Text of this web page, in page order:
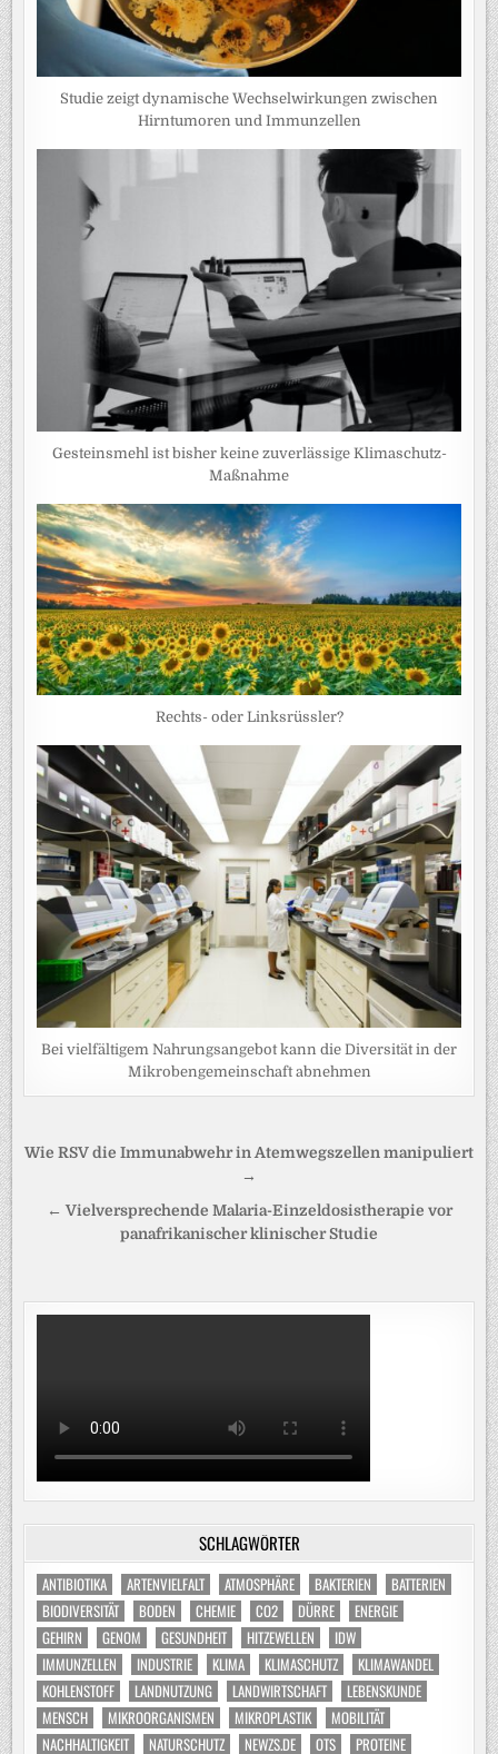
Studie zeigt dynamische Wechselwirkungen zwischen
Hirntumoren und Immunzellen
Gesteinsmehl ist bisher keine zuverlässige Klimaschutz-
Maßnahme
Rechts- oder Linksrüssler?
Bei vielfältigem Nahrungsangebot kann die Diversität in der
Mikrobengemeinschaft abnehmen
Beitragsnavigation
Wie RSV die Immunabwehr in Atemwegszellen manipuliert
→
← Vielversprechende Malaria-Einzeldosistherapie vor
panafrikanischer klinischer Studie
SCHLAGWÖRTER
ANTIBIOTIKA ARTENVIELFALT ATMOSPHÄRE BAKTERIEN
BATTERIEN
BIODIVERSITÄT
BODEN CHEMIE CO2 DÜRRE
ENERGIE
GEHIRN
GENOM GESUNDHEIT HITZEWELLEN
IDW
IMMUNZELLEN
INDUSTRIE KLIMA KLIMASCHUTZ
KLIMAWANDEL
KOHLENSTOFF
LANDNUTZUNG LANDWIRTSCHAFT
LEBENSKUNDE
MENSCH
MIKROORGANISMEN MIKROPLASTIK
MOBILITÄT
NACHHALTIGKEIT
NATURSCHUTZ NEWZS.DE OTS PROTEINE